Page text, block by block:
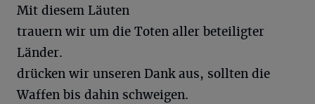
Mit diesem Läuten
trauern wir um die Toten aller beteiligter
Länder.
drücken wir unseren Dank aus, sollten die
Waffen bis dahin schweigen.